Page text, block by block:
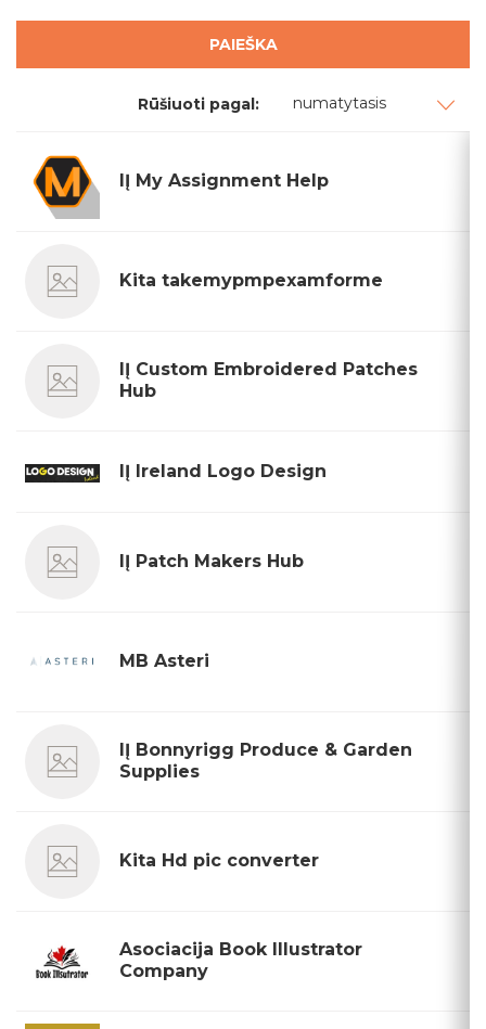
PAIEŠKA
Rūšiuoti pagal: numatytasis
IĮ My Assignment Help
Kita takemypmpexamforme
IĮ Custom Embroidered Patches
Hub
IĮ Ireland Logo Design
IĮ Patch Makers Hub
MB Asteri
IĮ Bonnyrigg Produce & Garden
Supplies
Kita Hd pic converter
Asociacija Book Illustrator
Company